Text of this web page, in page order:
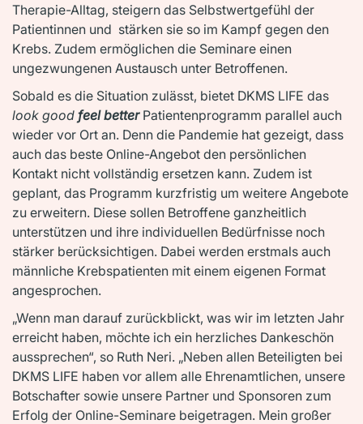
Therapie-Alltag, steigern das Selbstwertgefühl der
Patientinnen und stärken sie so im Kampf gegen den
Krebs. Zudem ermöglichen die Seminare einen
ungezwungenen Austausch unter Betroffenen.
Sobald es die Situation zulässt, bietet DKMS LIFE das
look good feel better Patientenprogramm parallel auch
wieder vor Ort an. Denn die Pandemie hat gezeigt, dass
auch das beste Online-Angebot den persönlichen
Kontakt nicht vollständig ersetzen kann. Zudem ist
geplant, das Programm kurzfristig um weitere Angebote
zu erweitern. Diese sollen Betroffene ganzheitlich
unterstützen und ihre individuellen Bedürfnisse noch
stärker berücksichtigen. Dabei werden erstmals auch
männliche Krebspatienten mit einem eigenen Format
angesprochen.
„Wenn man darauf zurückblickt, was wir im letzten Jahr
erreicht haben, möchte ich ein herzliches Dankeschön
aussprechen“, so Ruth Neri. „Neben allen Beteiligten bei
DKMS LIFE haben vor allem alle Ehrenamtlichen, unsere
Botschafter sowie unsere Partner und Sponsoren zum
Erfolg der Online-Seminare beigetragen. Mein großer